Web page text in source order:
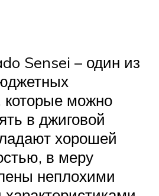
Sensei – один из
которые можно
в джиговой
хорошей
в меру
неплохими